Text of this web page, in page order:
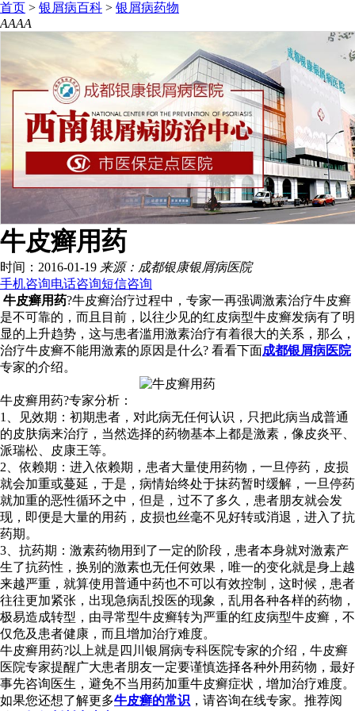
首页 > 银屑病百科 > 银屑病药物
AAAA
牛皮癣用药
时间：2016-01-19 来源：成都银康银屑病医院
手机咨询电话咨询短信咨询
牛皮癣用药?牛皮癣治疗过程中，专家一再强调激素治疗牛皮癣
是不可靠的，而且目前，以往少见的红皮病型牛皮癣发病有了明
显的上升趋势，这与患者滥用激素治疗有着很大的关系，那么，
治疗牛皮癣不能用激素的原因是什么? 看看下面成都银屑病医院
专家的介绍。
牛皮癣用药?专家分析：
1、见效期：初期患者，对此病无任何认识，只把此病当成普通
的皮肤病来治疗，当然选择的药物基本上都是激素，像皮炎平、
派瑞松、皮康王等。
2、依赖期：进入依赖期，患者大量使用药物，一旦停药，皮损
就会加重或蔓延，于是，病情始终处于抹药暂时缓解，一旦停药
就加重的恶性循环之中，但是，过不了多久，患者朋友就会发
现，即便是大量的用药，皮损也丝毫不见好转或消退，进入了抗
药期。
3、抗药期：激素药物用到了一定的阶段，患者本身就对激素产
生了抗药性，换别的激素也无任何效果，唯一的变化就是身上越
来越严重，就算使用普通中药也不可以有效控制，这时候，患者
往往更加紧张，出现急病乱投医的现象，乱用各种各样的药物，
极易造成转型，由寻常型牛皮癣转为严重的红皮病型牛皮癣，不
仅危及患者健康，而且增加治疗难度。
牛皮癣用药?以上就是四川银屑病专科医院专家的介绍，牛皮癣
医院专家提醒广大患者朋友一定要谨慎选择各种外用药物，最好
事先咨询医生，避免不当用药加重牛皮癣症状，增加治疗难度。
如果您还想了解更多牛皮癣的常识 ，请咨询在线专家。推荐阅